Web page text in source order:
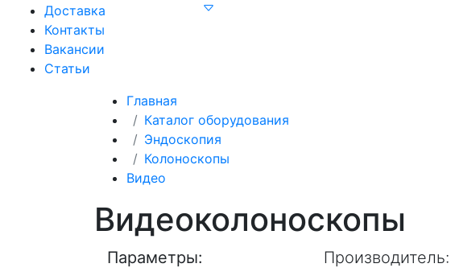
Доставка
Контакты
Вакансии
Статьи
Главная
Каталог оборудования
Эндоскопия
Колоноскопы
Видео
Видеоколоноскопы
Параметры: Производитель: